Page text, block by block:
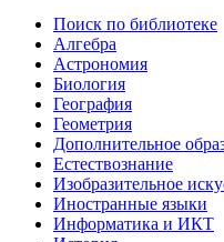
Поиск по библиотеке
Алгебра
Астрономия
Биология
География
Геометрия
Дополнительное
Естествознание
Изобразительное
Иностранные языки
Информатика и ИКТ